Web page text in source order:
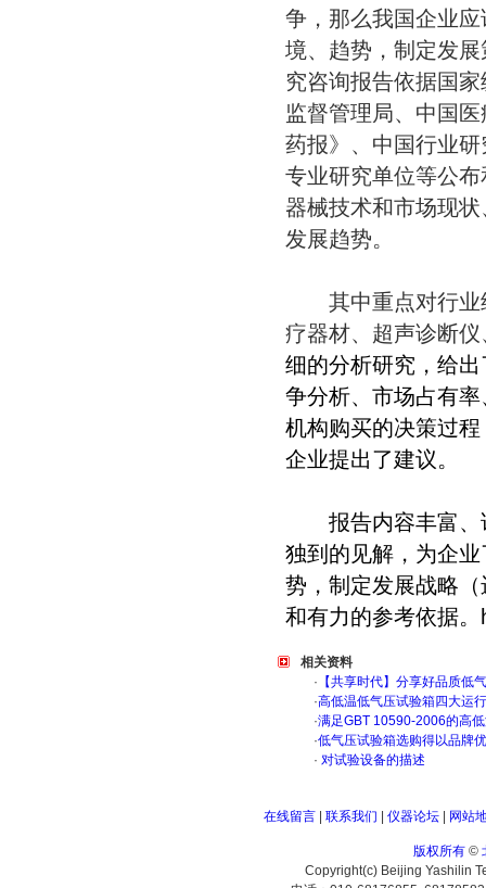
争，那么我国企业
境、趋势，制定发
究咨询报告依据国
监督管理局、中国
药报》、中国行业
专业研究单位等公
器械技术和市场现
发展趋势。
其中重点对行业
疗器材、超声诊断
细的分析研究，给
争分析、市场占有
机构购买的决策过
企业提出了建议。
报告内容丰富、
独到的见解，为企
势，制定发展战略
和有力的参考依据。
相关资料
· 【共享时代】分享好品质低
·高低温低气压试验箱四大运
·满足GBT 10590-2006的高
·低气压试验箱选购得以品牌
· 对试验设备的描述
在线留言| 联系我们 仪器论坛| 网站
版权所有©
Copyright(c) Beijing Yashilin